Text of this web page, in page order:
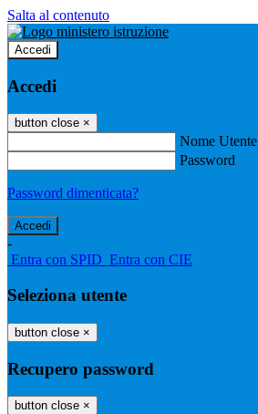
Salta al contenuto
Accedi
Accedi
button close ×
Nome Utente
Password
Password dimenticata?
-
Entra con SPID Entra con CIE
Seleziona utente
button close ×
Recupero password
button close ×